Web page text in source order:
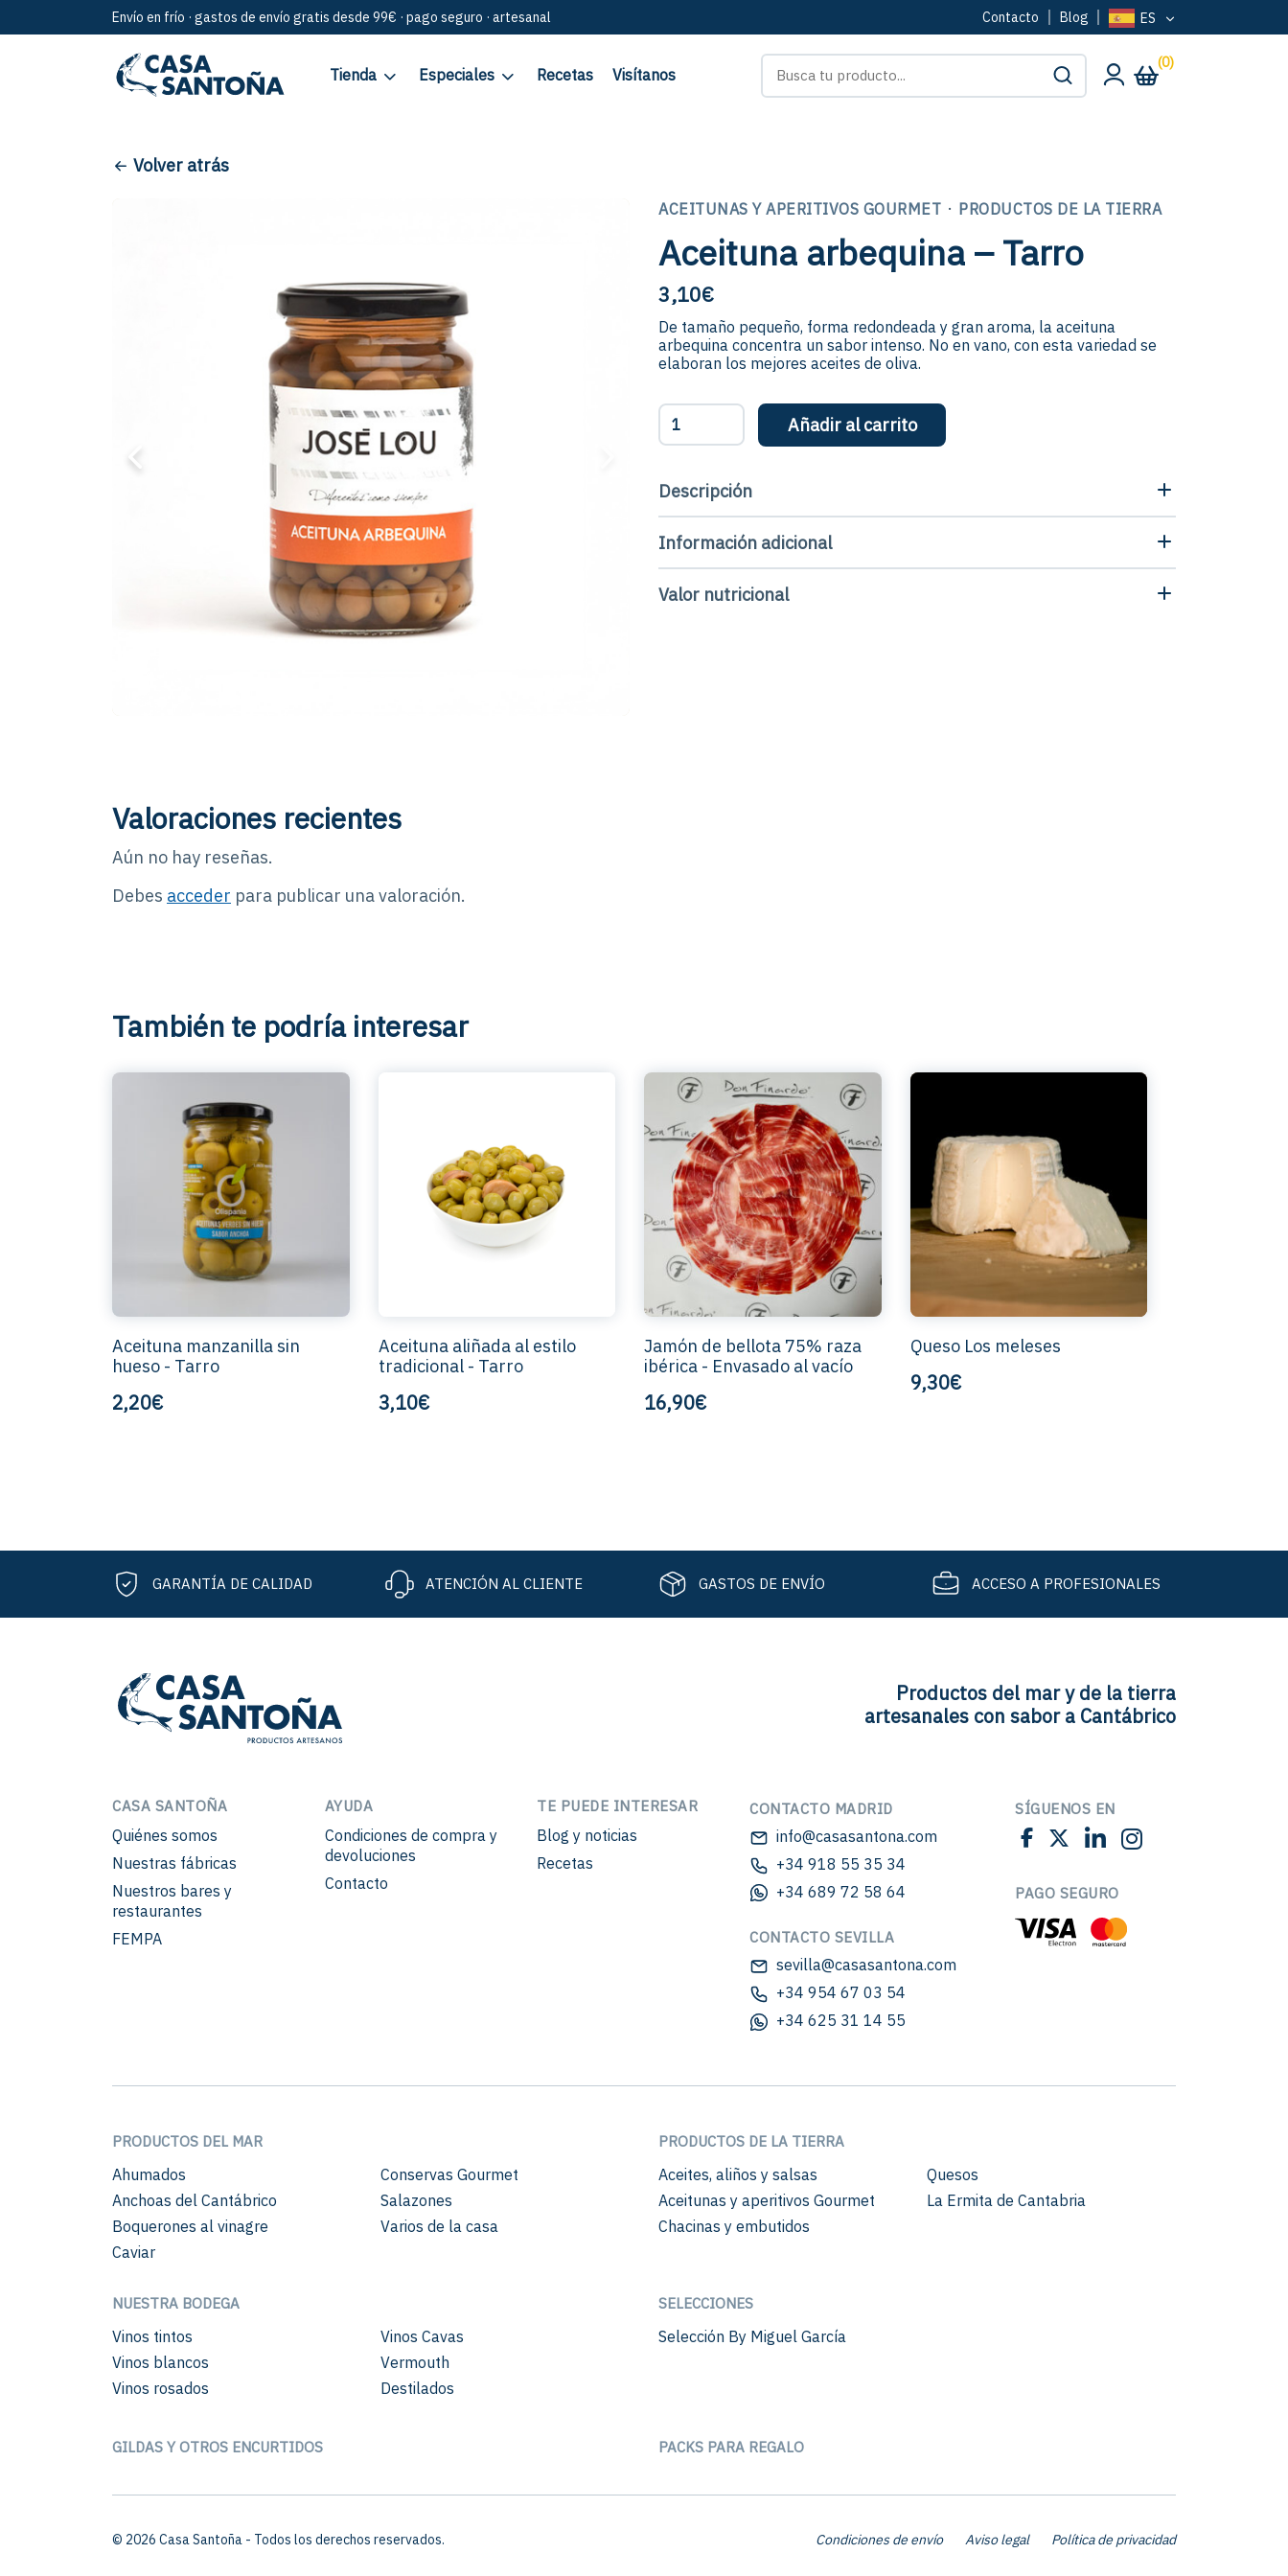
Envío en frío · gastos de envío gratis desde 99€ · pago seguro · artesanal Contacto Blog ES
Tienda Especiales Recetas Visítanos
(0)
Volver atrás
ACEITUNAS Y APERITIVOS GOURMET · PRODUCTOS DE LA TIERRA
Aceituna arbequina – Tarro
3,10€
De tamaño pequeño, forma redondeada y gran aroma, la aceituna
arbequina concentra un sabor intenso. No en vano, con esta variedad se
elaboran los mejores aceites de oliva.
Aceituna
arbequina
cantidad
Añadir al carrito
Descripción
Información adicional
Valor nutricional
Valoraciones recientes
Aún no hay reseñas.
Debes acceder para publicar una valoración.
También te podría interesar
Aceituna manzanilla sin
hueso - Tarro
2,20€
Aceituna aliñada al estilo
tradicional - Tarro
3,10€
Jamón de bellota 75% raza
ibérica - Envasado al vacío
16,90€
Queso Los meleses
9,30€
GARANTÍA DE CALIDAD ATENCIÓN AL CLIENTE GASTOS DE ENVÍO ACCESO A PROFESIONALES
Productos del mar y de la tierra
artesanales con sabor a Cantábrico
CASA SANTOÑA
Quiénes somos
Nuestras fábricas
Nuestros bares y
restaurantes
FEMPA
AYUDA
Condiciones de compra y
devoluciones
Contacto
TE PUEDE INTERESAR
Blog y noticias
Recetas
CONTACTO MADRID
info@casasantona.com
+34 918 55 35 34
+34 689 72 58 64
CONTACTO SEVILLA
sevilla@casasantona.com
+34 954 67 03 54
+34 625 31 14 55
SÍGUENOS EN
PAGO SEGURO
PRODUCTOS DEL MAR
Ahumados
Anchoas del Cantábrico
Boquerones al vinagre
Caviar
Conservas Gourmet
Salazones
Varios de la casa
PRODUCTOS DE LA TIERRA
Aceites, aliños y salsas
Aceitunas y aperitivos Gourmet
Chacinas y embutidos
Quesos
La Ermita de Cantabria
NUESTRA BODEGA
Vinos tintos
Vinos blancos
Vinos rosados
Vinos Cavas
Vermouth
Destilados
SELECCIONES
Selección By Miguel García
GILDAS Y OTROS ENCURTIDOS PACKS PARA REGALO
© 2026 Casa Santoña - Todos los derechos reservados. Condiciones de envío Aviso legal Política de privacidad